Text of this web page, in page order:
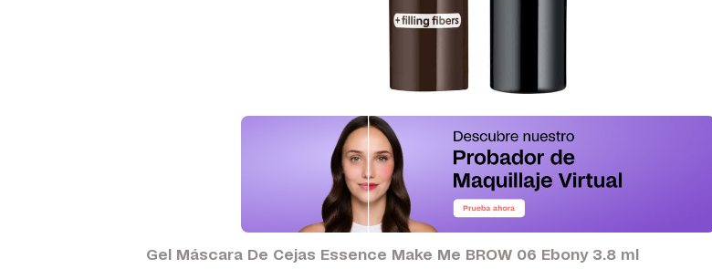
Gel Máscara De Cejas Essence Make Me BROW 06 Ebony 3.8 ml